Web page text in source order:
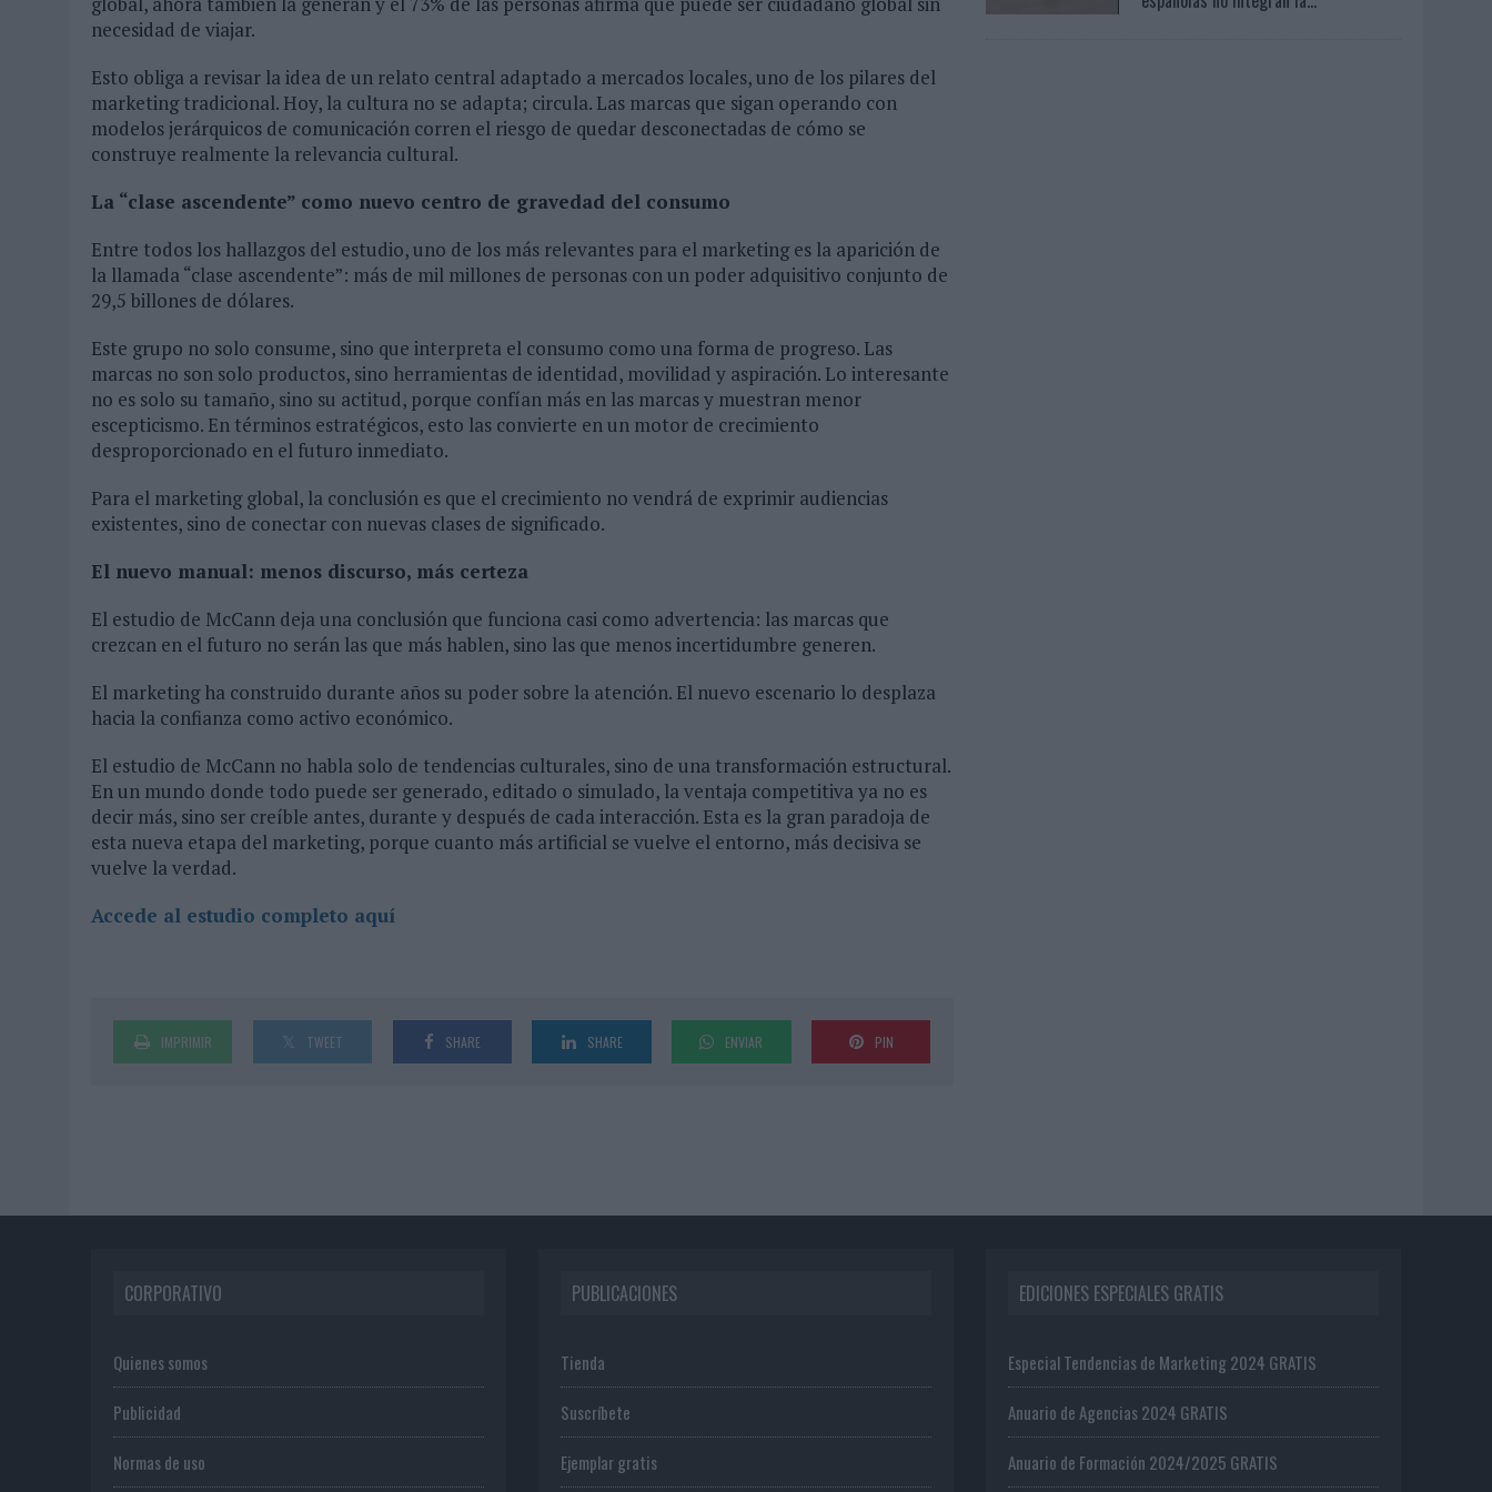
necesidad de viajar.
Esto obliga a revisar la idea de un relato central adaptado a mercados locales, uno de los pilares del
marketing tradicional. Hoy, la cultura no se adapta; circula. Las marcas que sigan operando con
modelos jerárquicos de comunicación corren el riesgo de quedar desconectadas de cómo se
construye realmente la relevancia cultural.
La “clase ascendente” como nuevo centro de gravedad del consumo
Entre todos los hallazgos del estudio, uno de los más relevantes para el marketing es la aparición de
la llamada “clase ascendente”: más de mil millones de personas con un poder adquisitivo conjunto de
29,5 billones de dólares.
Este grupo no solo consume, sino que interpreta el consumo como una forma de progreso. Las
marcas no son solo productos, sino herramientas de identidad, movilidad y aspiración. Lo interesante
no es solo su tamaño, sino su actitud, porque confían más en las marcas y muestran menor
escepticismo. En términos estratégicos, esto las convierte en un motor de crecimiento
desproporcionado en el futuro inmediato.
Para el marketing global, la conclusión es que el crecimiento no vendrá de exprimir audiencias
existentes, sino de conectar con nuevas clases de significado.
El nuevo manual: menos discurso, más certeza
El estudio de McCann deja una conclusión que funciona casi como advertencia: las marcas que
crezcan en el futuro no serán las que más hablen, sino las que menos incertidumbre generen.
El marketing ha construido durante años su poder sobre la atención. El nuevo escenario lo desplaza
hacia la confianza como activo económico.
El estudio de McCann no habla solo de tendencias culturales, sino de una transformación estructural.
En un mundo donde todo puede ser generado, editado o simulado, la ventaja competitiva ya no es
decir más, sino ser creíble antes, durante y después de cada interacción. Esta es la gran paradoja de
esta nueva etapa del marketing, porque cuanto más artificial se vuelve el entorno, más decisiva se
vuelve la verdad.
Accede al estudio completo aquí
IMPRIMIR TWEET SHARE SHARE ENVIAR PIN
CORPORATIVO
Quienes somos
Publicidad
Normas de uso
PUBLICACIONES
Tienda
Suscríbete
Ejemplar gratis
EDICIONES ESPECIALES GRATIS
Especial Tendencias de Marketing 2024 GRATIS
Anuario de Agencias 2024 GRATIS
Anuario de Formación 2024/2025 GRATIS